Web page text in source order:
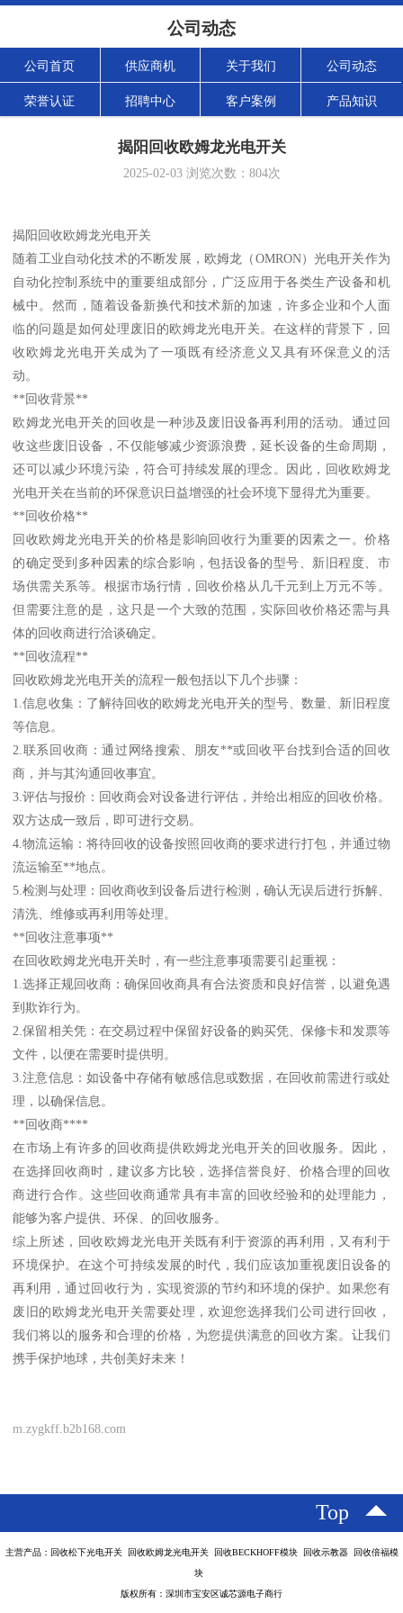
公司动态
公司首页 供应商机 关于我们 公司动态
荣誉认证 招聘中心 客户案例 产品知识
揭阳回收欧姆龙光电开关
2025-02-03浏览次数： 804次
揭阳回收欧姆龙光电开关
随着工业自动化技术的不断发展，欧姆龙（OMRON）光电开关作为
自动化控制系统中的重要组成部分，广泛应用于各类生产设备和机
械中。然而，随着设备新换代和技术新的加速，许多企业和个人面
临的问题是如何处理废旧的欧姆龙光电开关。在这样的背景下，回
收欧姆龙光电开关成为了一项既有经济意义又具有环保意义的活
动。
**回收背景**
欧姆龙光电开关的回收是一种涉及废旧设备再利用的活动。通过回
收这些废旧设备，不仅能够减少资源浪费，延长设备的生命周期，
还可以减少环境污染，符合可持续发展的理念。因此，回收欧姆龙
光电开关在当前的环保意识日益增强的社会环境下显得尤为重要。
**回收价格**
回收欧姆龙光电开关的价格是影响回收行为重要的因素之一。价格
的确定受到多种因素的综合影响，包括设备的型号、新旧程度、市
场供需关系等。根据市场行情，回收价格从几千元到上万元不等。
但需要注意的是，这只是一个大致的范围，实际回收价格还需与具
体的回收商进行洽谈确定。
**回收流程**
回收欧姆龙光电开关的流程一般包括以下几个步骤：
1.信息收集：了解待回收的欧姆龙光电开关的型号、数量、新旧程度
等信息。
2.联系回收商：通过网络搜索、朋友**或回收平台找到合适的回收
商，并与其沟通回收事宜。
3.评估与报价：回收商会对设备进行评估，并给出相应的回收价格。
双方达成一致后，即可进行交易。
4.物流运输：将待回收的设备按照回收商的要求进行打包，并通过物
流运输至**地点。
5.检测与处理：回收商收到设备后进行检测，确认无误后进行拆解、
清洗、维修或再利用等处理。
**回收注意事项**
在回收欧姆龙光电开关时，有一些注意事项需要引起重视：
1.选择正规回收商：确保回收商具有合法资质和良好信誉，以避免遇
到欺诈行为。
2.保留相关凭：在交易过程中保留好设备的购买凭、保修卡和发票等
文件，以便在需要时提供明。
3.注意信息：如设备中存储有敏感信息或数据，在回收前需进行或处
理，以确保信息。
**回收商****
在市场上有许多的回收商提供欧姆龙光电开关的回收服务。因此，
在选择回收商时，建议多方比较，选择信誉良好、价格合理的回收
商进行合作。这些回收商通常具有丰富的回收经验和的处理能力，
能够为客户提供、环保、的回收服务。
综上所述，回收欧姆龙光电开关既有利于资源的再利用，又有利于
环境保护。在这个可持续发展的时代，我们应该加重视废旧设备的
再利用，通过回收行为，实现资源的节约和环境的保护。如果您有
废旧的欧姆龙光电开关需要处理，欢迎您选择我们公司进行回收，
我们将以的服务和合理的价格，为您提供满意的回收方案。让我们
携手保护地球，共创美好未来！
m.zygkff.b2b168.com
Top
主营产品：回收松下光电开关 回收欧姆龙光电开关 回收BECKHOFF模块 回收示教器 回收倍福模
块
版权所有：深圳市宝安区诚芯源电子商行